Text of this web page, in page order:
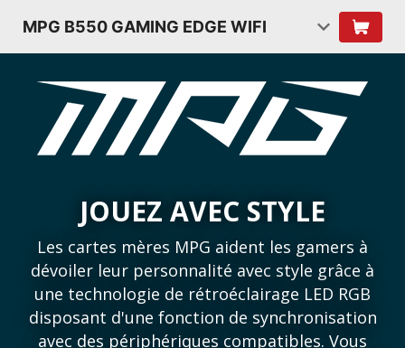
MPG B550 GAMING EDGE WIFI
JOUEZ AVEC STYLE
Les cartes mères MPG aident les gamers à
dévoiler leur personnalité avec style grâce à
une technologie de rétroéclairage LED RGB
disposant d'une fonction de synchronisation
avec des périphériques compatibles. Vous